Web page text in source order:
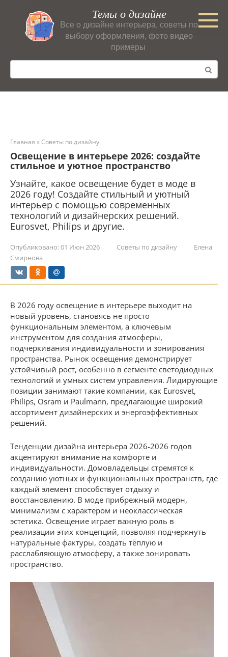
контенту
Темы о дизайне
Все о дизайне интерьера, советы по
выбору оформления, фото видео
примеры
Поиск:
Главная »Советы по дизайну
Освещение в интерьере 2026: создайте
стильное и уютное пространство
Узнайте, какое освещение будет в моде в
2026 году! Создайте стильный и уютный
интерьер с помощью современных
технологий и дизайнерских решений.
Eurosvet, Philips и другие.
Опубликовано:01 Июн 2026 Советы по дизайну
Елена
Смирнова
В 2026 году освещение в интерьере выходит на
новый уровень, становясь не просто
функциональным элементом, а ключевым
инструментом для создания атмосферы,
подчеркивания индивидуальности и зонирования
пространства. Рынок освещения демонстрирует
устойчивый рост, особенно в сегменте светодиодных
технологий и умных систем управления. Лидирующие
позиции занимают такие компании, как Eurosvet,
Philips, Osram и Paulmann, предлагающие широкий
ассортимент дизайнерских и энергоэффективных
решений.
Тенденции дизайна интерьера 2026-2026 годов
акцентируют внимание на комфорте и
индивидуальности. Домовладельцы стремятся к
созданию уютных и функциональных пространств, где
каждый элемент способствует отдыху и
восстановлению. В моде прибрежный модерн,
минимализм с характером и неоклассическая
эстетика. Освещение играет важную роль в
реализации этих концепций, позволяя подчеркнуть
натуральные фактуры, создать тёплую и
расслабляющую атмосферу, а также зонировать
пространство.